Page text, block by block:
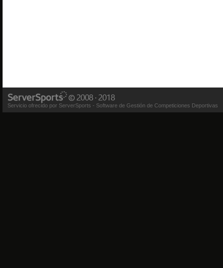
Servicio ofrecido por ServerSports - Software de Gestión de Competiciones Deportivas